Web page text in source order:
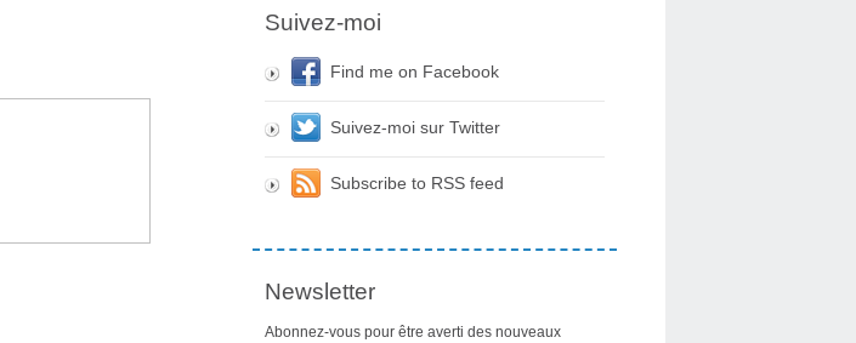
Suivez-moi
Find me on Facebook
Suivez-moi sur Twitter
Subscribe to RSS feed
Newsletter
Abonnez-vous pour être averti des nouveaux